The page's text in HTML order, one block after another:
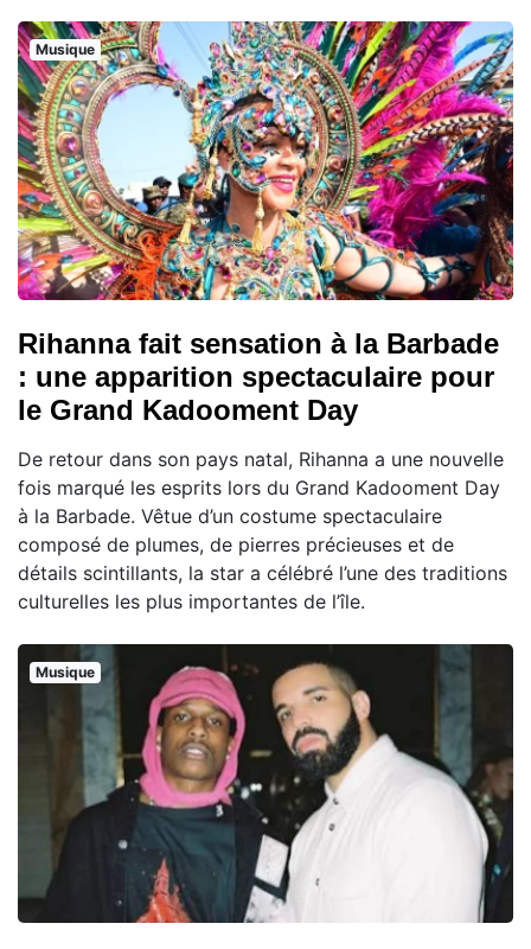
Musique
Rihanna fait sensation à la Barbade
: une apparition spectaculaire pour
le Grand Kadooment Day
De retour dans son pays natal, Rihanna a une nouvelle
fois marqué les esprits lors du Grand Kadooment Day
à la Barbade. Vêtue d’un costume spectaculaire
composé de plumes, de pierres précieuses et de
détails scintillants, la star a célébré l’une des traditions
culturelles les plus importantes de l’île.
Musique